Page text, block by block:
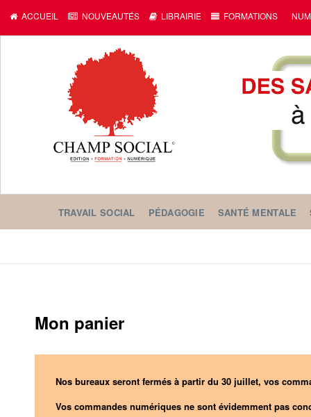
ACCUEIL NOUVEAUTÉS LIBRAIRIE FORMATIONS
TRAVAIL SOCIAL PÉDAGOGIE SANTÉ MENTALE
Mon panier
Nos bureaux seront fermés à partir du 30 juillet, vos
Vos commandes numériques ne sont évidemment pas